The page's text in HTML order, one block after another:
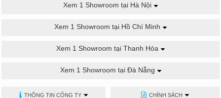
Xem 1 Showroom tại Hà Nội
Xem 1 Showroom tại Hồ Chí Minh
Xem 1 Showroom tại Thanh Hóa
Xem 1 Showroom tại Đà Nẵng
THÔNG TIN CÔNG TY CHÍNH SÁCH